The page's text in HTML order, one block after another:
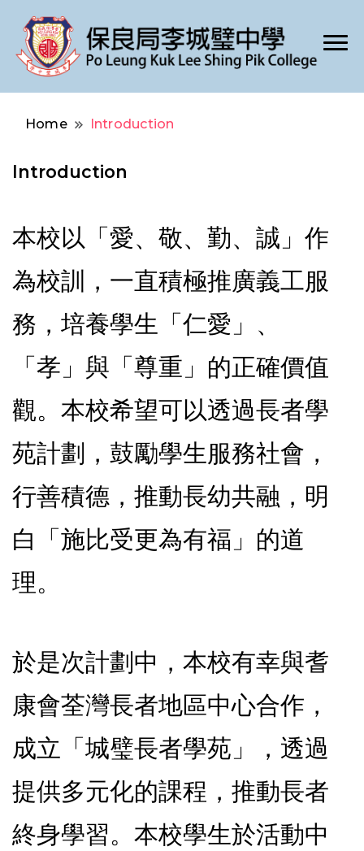
Po Leung Kuk Lee Shing Pik College
Home Introduction
Introduction
本校以「愛、敬、勤、誠」作
為校訓，一直積極推廣義工服
務，培養學生「仁愛」、
「孝」與「尊重」的正確價值
觀。本校希望可以透過長者學
苑計劃，鼓勵學生服務社會，
行善積德，推動長幼共融，明
白「施比受更為有福」的道
理。
於是次計劃中，本校有幸與耆
康會荃灣長者地區中心合作，
成立「城璧長者學苑」，透過
提供多元化的課程，推動長者
終身學習。本校學生於活動中